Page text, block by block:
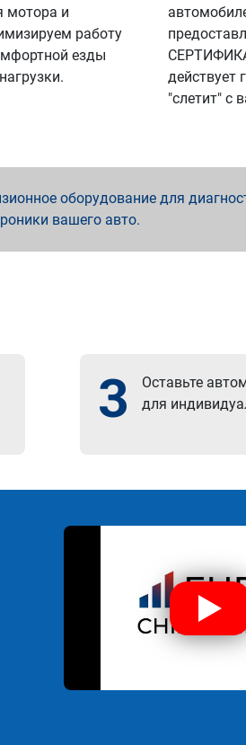
мотора и
работу
езды
действует
"слетит" с
оборудование для
вашего авто.
3
Оставьте
для